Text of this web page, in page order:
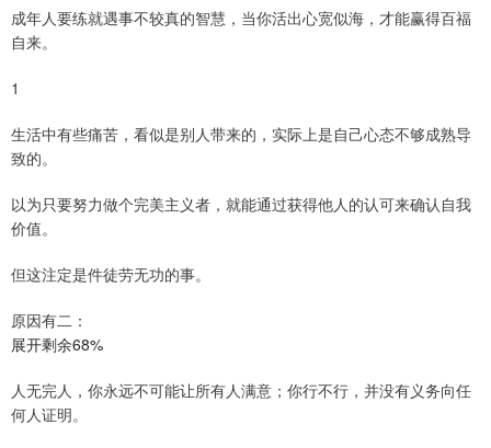
成年人要练就遇事不较真的智慧，当你活出心宽似海，才能赢得百福
自来。
1
生活中有些痛苦，看似是别人带来的，实际上是自己心态不够成熟导
致的。
以为只要努力做个完美主义者，就能通过获得他人的认可来确认自我
价值。
但这注定是件徒劳无功的事。
原因有二：
展开剩余68%
人无完人，你永远不可能让所有人满意；你行不行，并没有义务向任
何人证明。